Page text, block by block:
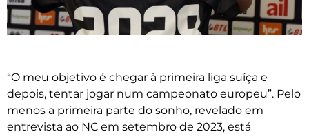
“O meu objetivo é chegar à primeira liga suíça e
depois, tentar jogar num campeonato europeu”. Pelo
menos a primeira parte do sonho, revelado em
entrevista ao NC em setembro de 2023, está